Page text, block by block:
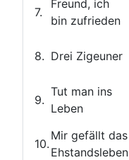
7.
Freund, ich
bin zufrieden
8. Drei Zigeuner
9.
Tut man ins
Leben
10.
Mir gefällt das
Ehstandsleben